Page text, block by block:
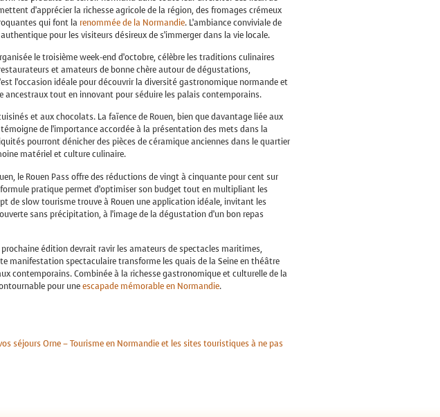
d’apprécier la richesse agricole de la région, des fromages crémeux
qui font la renommée de la Normandie. L’ambiance conviviale de
pour les visiteurs désireux de s’immerger dans la vie locale.
le troisième week-end d’octobre, célèbre les traditions culinaires
et amateurs de bonne chère autour de dégustations,
l’occasion idéale pour découvrir la diversité gastronomique normande et
ancestraux tout en innovant pour séduire les palais contemporains.
et aux chocolats. La faïence de Rouen, bien que davantage liée aux
de l’importance accordée à la présentation des mets dans la
pourront dénicher des pièces de céramique anciennes dans le quartier
matériel et culture culinaire.
le Rouen Pass offre des réductions de vingt à cinquante pour cent sur
pratique permet d’optimiser son budget tout en multipliant les
de slow tourisme trouve à Rouen une application idéale, invitant les
sans précipitation, à l’image de la dégustation d’un bon repas
édition devrait ravir les amateurs de spectacles maritimes,
manifestation spectaculaire transforme les quais de la Seine en théâtre
contemporains. Combinée à la richesse gastronomique et culturelle de la
pour uneescapade mémorable en Normandie.
séjours Orne – Tourisme en Normandie et les sites touristiques à ne pas